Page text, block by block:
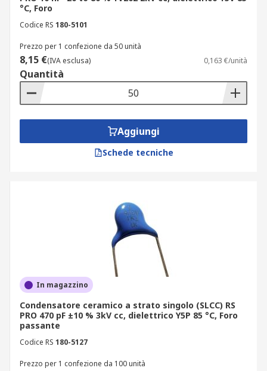
°C, Foro
Codice RS 180-5101
Prezzo per 1 confezione da 50 unità
8,15 €(IVA esclusa) 0,163 €/unità
Quantità
Aggiungi
Schede tecniche
In magazzino
Condensatore ceramico a strato singolo (SLCC) RS
PRO 470 pF ±10 % 3kV cc, dielettrico Y5P 85 °C, Foro
passante
Codice RS 180-5127
Prezzo per 1 confezione da 100 unità